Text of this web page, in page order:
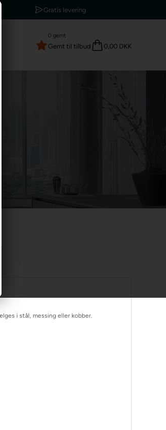
Gratis levering
0 gemt
Gemt til tilbud 0,00 DKK
i stål, messing eller kobber.